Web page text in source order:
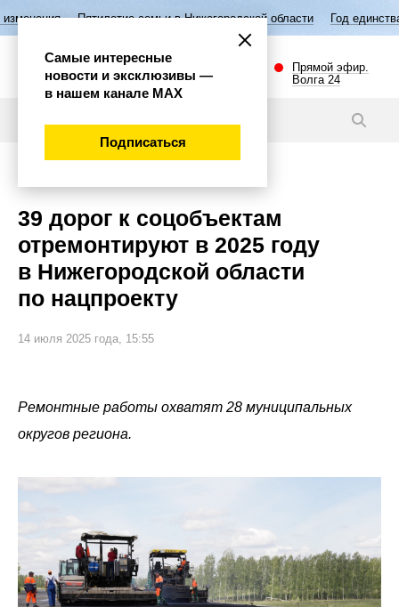
семьи в Нижегородской области Год единства народов
Прямой эфир.
Волга 24
39 дорог к соцобъектам
отремонтируют в 2025 году
в Нижегородской области
по нацпроекту
14 июля 2025 года, 15:55
Ремонтные работы охватят 28 муниципальных
округов региона.
Самые интересные
новости и эксклюзивы —
в нашем канале МАХ
Подписаться